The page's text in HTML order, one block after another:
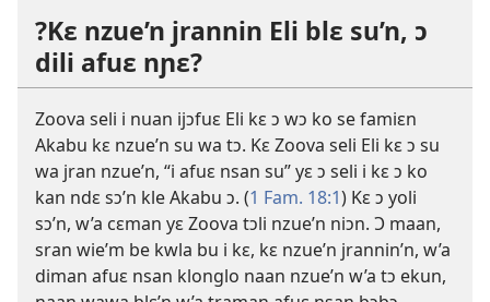
?Kɛ nzue’n jrannin Eli blɛ su’n, ɔ
dili afuɛ nɲɛ?
Zoova seli i nuan ijɔfuɛ Eli kɛ ɔ wɔ ko se famiɛn
Akabu kɛ nzue’n su wa tɔ. Kɛ Zoova seli Eli kɛ ɔ su
wa jran nzue’n, “i afuɛ nsan su” yɛ ɔ seli i kɛ ɔ ko
kan ndɛ sɔ’n kle Akabu ɔ. (1 Fam. 18:1) Kɛ ɔ yoli
sɔ’n, w’a cɛman yɛ Zoova tɔli nzue’n niɔn. Ɔ maan,
sran wie’m be kwla bu i kɛ, kɛ nzue’n jrannin’n, w’a
diman afuɛ nsan klonglo naan nzue’n w’a tɔ ekun,